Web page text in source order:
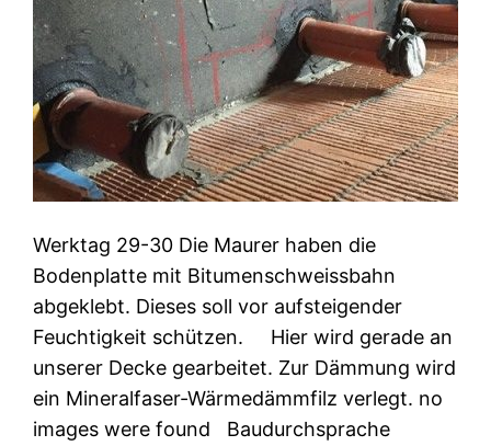
Werktag 29-30 Die Maurer haben die
Bodenplatte mit Bitumenschweissbahn
abgeklebt. Dieses soll vor aufsteigender
Feuchtigkeit schützen. Hier wird gerade an
unserer Decke gearbeitet. Zur Dämmung wird
ein Mineralfaser-Wärmedämmfilz verlegt. no
images were found Baudurchsprache